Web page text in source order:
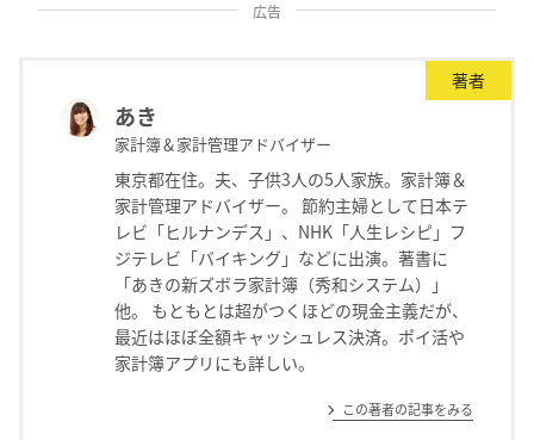
広告
著者
あき
家計簿＆家計管理アドバイザー
東京都在住。夫、子供3人の5人家族。家計簿＆
家計管理アドバイザー。 節約主婦として日本テ
レビ「ヒルナンデス」、NHK「人生レシピ」フ
ジテレビ「バイキング」などに出演。著書に
「あきの新ズボラ家計簿（秀和システム）」
他。 もともとは超がつくほどの現金主義だが、
最近はほぼ全額キャッシュレス決済。ポイ活や
家計簿アプリにも詳しい。
この著者の記事をみる